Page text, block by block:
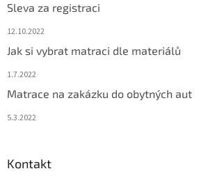
Sleva za registraci
12.10.2022
Jak si vybrat matraci dle materiálů
1.7.2022
Matrace na zakázku do obytných aut
5.3.2022
Kontakt